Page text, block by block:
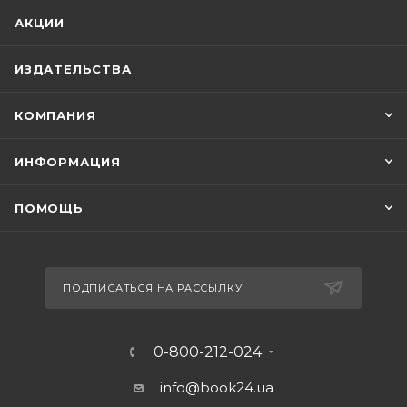
АКЦИИ
ИЗДАТЕЛЬСТВА
КОМПАНИЯ
ИНФОРМАЦИЯ
ПОМОЩЬ
ПОДПИСАТЬСЯ НА РАССЫЛКУ
0-800-212-024
info@book24.ua